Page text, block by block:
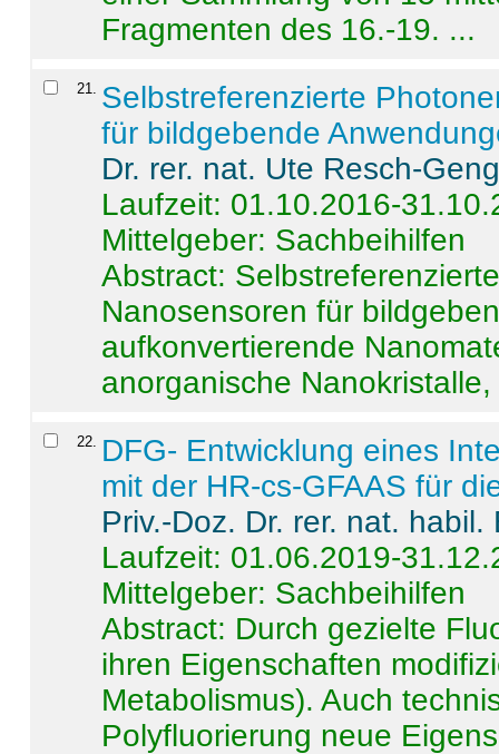
Fragmenten des 16.-19. ...
21
Selbstreferenzierte
für bildgebende
Dr. rer. nat. Ute Resch-
Laufzeit: 01.10.2016-
Mittelgeber: Sachbeihilfen
Abstract:
Nanosensoren für
aufkonvertierende
anorganische
22
DFG- Entwicklung eines
mit der HR-cs-GFAAS für
Priv.-Doz. Dr. rer. nat.
Laufzeit: 01.06.2019-
Mittelgeber: Sachbeihilfen
Abstract: Durch gezielte
ihren Eigenschaften
Metabolismus). Auch
Polyfluorierung neue